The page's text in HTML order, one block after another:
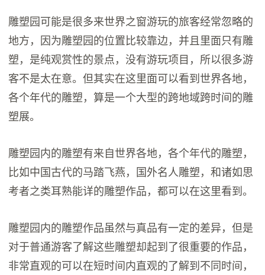
雕塑园可能是很多来世界之窗游玩的旅客经常忽略的
地方，因为雕塑园的位置比较靠边，并且里面只有雕
塑，是纯观赏性的景点，没有游玩项目，所以很多游
客不是太在意。但其实在这里面可以看到世界各地，
各个年代的雕塑，算是一个大型的跨地域跨时间的雕
塑展。
雕塑园内的雕塑有来自世界各地，各个年代的雕塑，
比如中国古代的马踏飞燕，国外名人雕塑，和诸如思
考者之类耳熟能详的雕塑作品，都可以在这里看到。
雕塑园内的雕塑作品虽然与真品有一定的差异，但是
对于普通游客了解这些雕塑却起到了很重要的作品，
非常直观的可以在短时间内直观的了解到不同时间，